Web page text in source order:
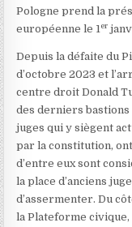
Pologne prend la
européenne le 1 er
Depuis la défaite du
d’octobre 2023 et
centre droit Donald
des derniers
juges qui y siègent
par la constitution,
d’entre eux sont
la place d’anciens
d’assermenter. Du
la Plateforme civique,